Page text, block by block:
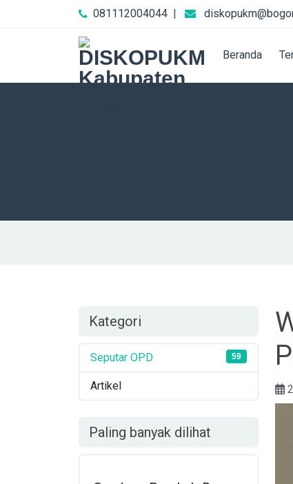
081112004044 |
Beranda
Kategori
Seputar OPD 59
Artikel
Paling banyak dilihat